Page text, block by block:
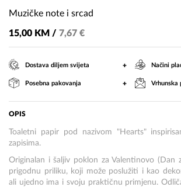
Muzičke note i srcad
15,00 KM / 7,67 €
Dostava diljem svijeta + Načini
Posebna pakovanja + Vrhunska
OPIS
Toaletni papir pod nazivom "Hearts"
zapisima.
Originalan i šaljiv poklon za Valentinovo (Dan
prigodnu priliku, koji može poslužiti i kao
ali ujedno ima i svoju praktičnu primjenu.